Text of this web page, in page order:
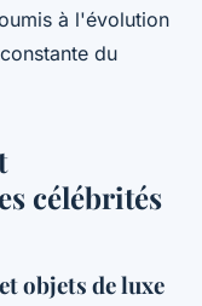
à l'évolution
du
célébrités
objets de luxe